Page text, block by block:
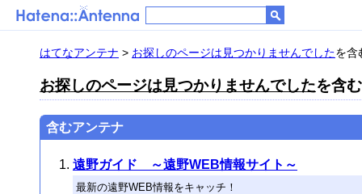
はてなアンテナ > お探しのページは見つかりませんでしたを含
お探しのページは見つかりませんでしたを含
含むアンテナ
遠野ガイド ～遠野WEB情報サイト～
最新の遠野WEB情報をキャッチ！